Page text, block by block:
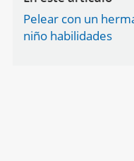
Pelear con un
niño habilidades